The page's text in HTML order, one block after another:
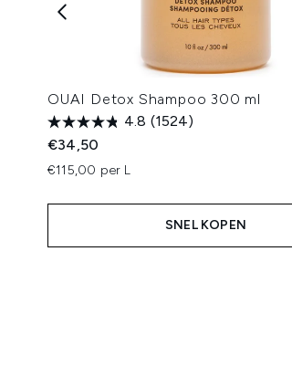
OUAI Detox Shampoo 300 ml
4.8 (1524)
€34,50
€115,00 per L
SNEL KOPEN